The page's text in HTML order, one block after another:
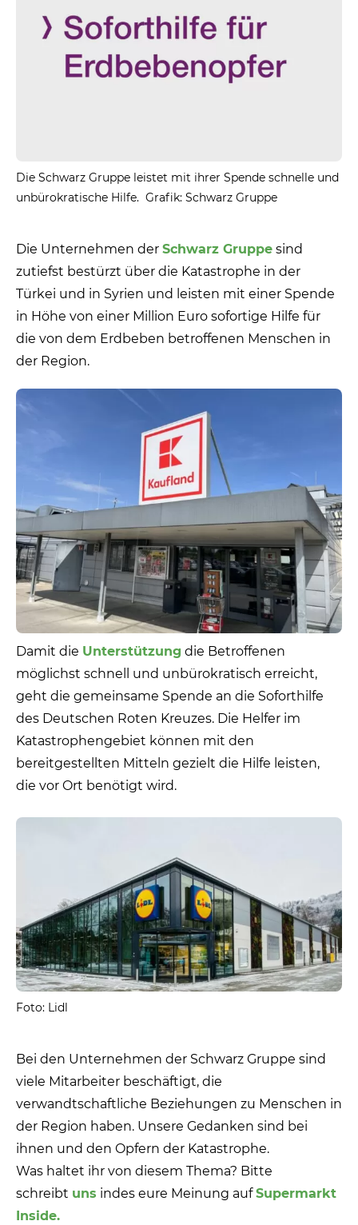
Die Schwarz Gruppe leistet mit ihrer Spende schnelle und
unbürokratische Hilfe. Grafik: Schwarz Gruppe
Die Unternehmen der Schwarz Gruppe sind
zutiefst bestürzt über die Katastrophe in der
Türkei und in Syrien und leisten mit einer Spende
in Höhe von einer Million Euro sofortige Hilfe für
die von dem Erdbeben betroffenen Menschen in
der Region.
Damit die Unterstützung die Betroffenen
möglichst schnell und unbürokratisch erreicht,
geht die gemeinsame Spende an die Soforthilfe
des Deutschen Roten Kreuzes. Die Helfer im
Katastrophengebiet können mit den
bereitgestellten Mitteln gezielt die Hilfe leisten,
die vor Ort benötigt wird.
Foto: Lidl
Bei den Unternehmen der Schwarz Gruppe sind
viele Mitarbeiter beschäftigt, die
verwandtschaftliche Beziehungen zu Menschen in
der Region haben. Unsere Gedanken sind bei
ihnen und den Opfern der Katastrophe.
Was haltet ihr von diesem Thema? Bitte
schreibt uns indes eure Meinung aufSupermarkt
Inside.